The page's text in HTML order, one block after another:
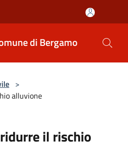
di Bergamo
>
alluvione
il rischio